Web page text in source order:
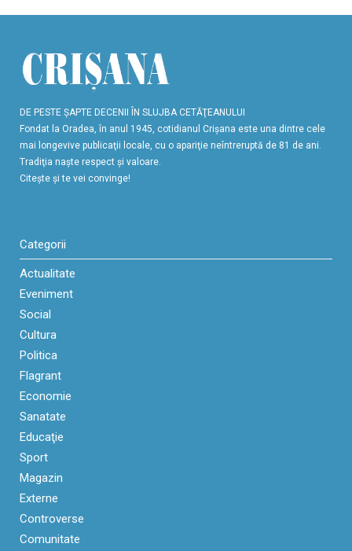
DE PESTE ŞAPTE DECENII ÎN SLUJBA CETĂŢEANULUI
Fondat la Oradea, în anul 1945, cotidianul Crişana este una dintre cele
mai longevive publicaţii locale, cu o apariţie neîntreruptă de 81 de ani.
Tradiţia naşte respect şi valoare.
Citeşte şi te vei convinge!
Categorii
Actualitate
Eveniment
Social
Cultura
Politica
Flagrant
Economie
Sanatate
Educaţie
Sport
Magazin
Externe
Controverse
Comunitate